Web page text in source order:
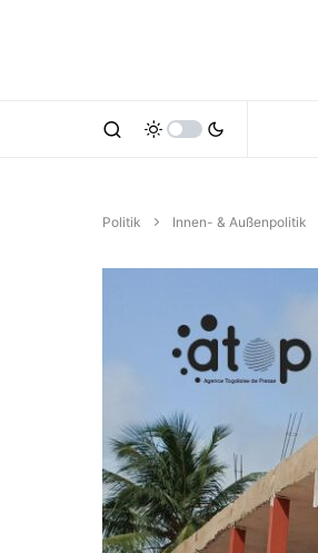
Politik Innen- & Außenpolitik